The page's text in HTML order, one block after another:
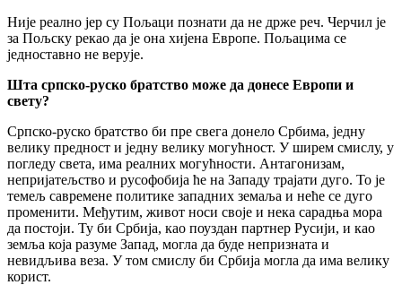
Није реално јер су Пољаци познати да не држе реч. Черчил је
за Пољску рекао да је она хијена Европе. Пољацима се
једноставно не верује.
Шта српско-руско братство може да донесе Европи и
свету?
Српско-руско братство би пре свега донело Србима, једну
велику предност и једну велику могућност. У ширем смислу, у
погледу света, има реалних могућности. Антагонизам,
непријатељство и русофобија ће на Западу трајати дуго. То је
темељ савремене политике западних земаља и неће се дуго
променити. Међутим, живот носи своје и нека сарадња мора
да постоји. Ту би Србија, као поуздан партнер Русији, и као
земља која разуме Запад, могла да буде непризната и
невидљива веза. У том смислу би Србија могла да има велику
корист.